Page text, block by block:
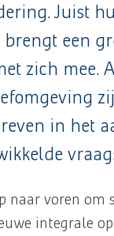
Juist
een
zich mee.
in het
naar voren om
integrale